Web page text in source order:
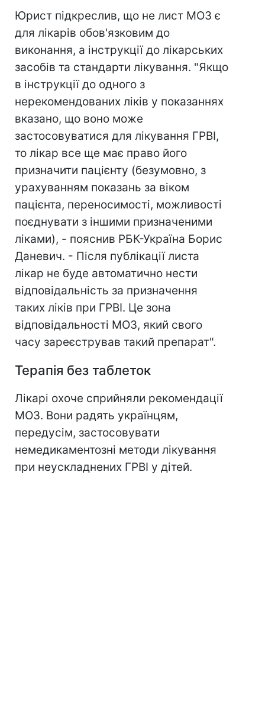
Юрист підкреслив, що не лист МОЗ є
для лікарів обов'язковим до
виконання, а інструкції до лікарських
засобів та стандарти лікування. "Якщо
в інструкції до одного з
нерекомендованих ліків у показаннях
вказано, що воно може
застосовуватися для лікування ГРВІ,
то лікар все ще має право його
призначити пацієнту (безумовно, з
урахуванням показань за віком
пацієнта, переносимості, можливості
поєднувати з іншими призначеними
ліками), - пояснив РБК-Україна Борис
Даневич. - Після публікації листа
лікар не буде автоматично нести
відповідальність за призначення
таких ліків при ГРВІ. Це зона
відповідальності МОЗ, який свого
часу зареєстрував такий препарат".
Терапія без таблеток
Лікарі охоче сприйняли рекомендації
МОЗ. Вони радять українцям,
передусім, застосовувати
немедикаментозні методи лікування
при неускладнених ГРВІ у дітей.